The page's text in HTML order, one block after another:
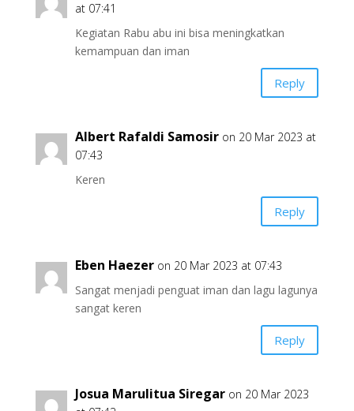
at 07:41
Kegiatan Rabu abu ini bisa meningkatkan
kemampuan dan iman
Reply
Albert Rafaldi Samosir on 20 Mar 2023 at
07:43
Keren
Reply
Eben Haezer on 20 Mar 2023 at 07:43
Sangat menjadi penguat iman dan lagu lagunya
sangat keren
Reply
Josua Marulitua Siregar on 20 Mar 2023